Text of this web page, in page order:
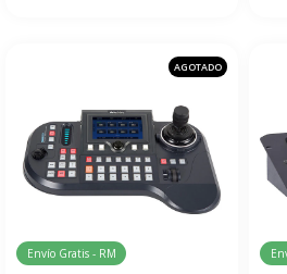
AGOTADO
Envío Gratis - RM